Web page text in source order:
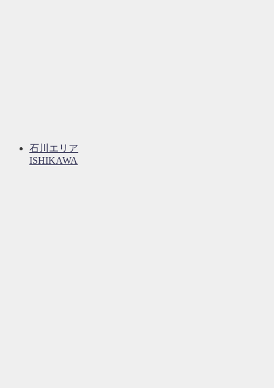
石川エリア
ISHIKAWA